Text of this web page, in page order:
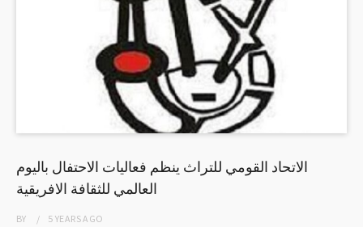
الاتحاد القومي للتراث ينظم فعاليات الاحتفال باليوم
العالمي للثقافة الافريقية
BY 5 YEARSAGO